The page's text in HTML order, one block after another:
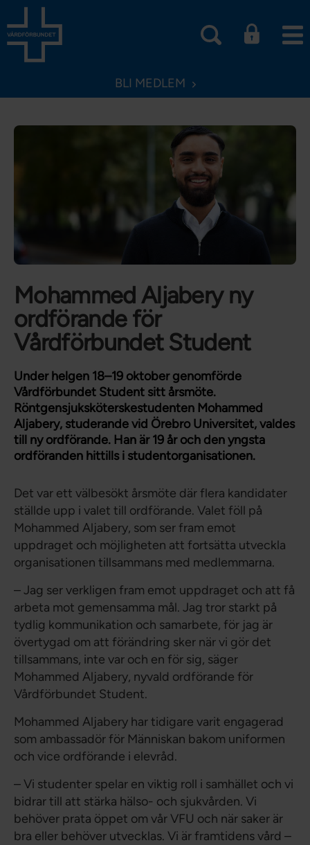
BLI MEDLEM
Mohammed Aljabery ny
ordförande för
Vårdförbundet Student
Under helgen 18–19 oktober genomförde
Vårdförbundet Student sitt årsmöte.
Röntgensjuksköterskestudenten Mohammed
Aljabery, studerande vid Örebro Universitet, valdes
till ny ordförande. Han är 19 år och den yngsta
ordföranden hittills i studentorganisationen.
Det var ett välbesökt årsmöte där flera kandidater
ställde upp i valet till ordförande. Valet föll på
Mohammed Aljabery, som ser fram emot
uppdraget och möjligheten att fortsätta utveckla
organisationen tillsammans med medlemmarna.
– Jag ser verkligen fram emot uppdraget och att få
arbeta mot gemensamma mål. Jag tror starkt på
tydlig kommunikation och samarbete, för jag är
övertygad om att förändring sker när vi gör det
tillsammans, inte var och en för sig, säger
Mohammed Aljabery, nyvald ordförande för
Vårdförbundet Student.
Mohammed Aljabery har tidigare varit engagerad
som ambassadör för Människan bakom uniformen
och vice ordförande i elevråd.
– Vi studenter spelar en viktig roll i samhället och vi
bidrar till att stärka hälso- och sjukvården. Vi
behöver prata öppet om vår VFU och när saker är
bra eller behöver utvecklas. Vi är framtidens vård –